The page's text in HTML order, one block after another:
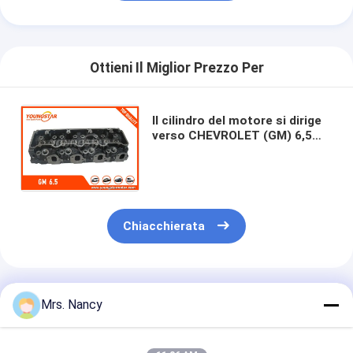
Valvole del motore dell'automobile
Riparazioni della testata di cilindro
PULEGGIA DELL'ALBERO A GOMITO
guarnizione della testata di cilindro
Ottieni Il Miglior Prezzo Per
Il cilindro del motore si dirige
verso CHEVROLET (GM) 6,5
Chiacchierata
Prodotti Raccomandati
Mrs. Nancy